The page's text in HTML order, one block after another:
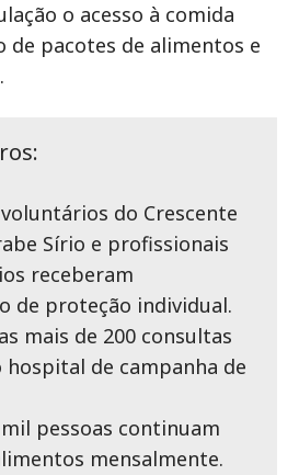
o acesso à comida
de pacotes de alimentos e
do Crescente
Sírio e profissionais
receberam
de proteção individual.
mais de 200 consultas
hospital de campanha de
pessoas continuam
mensalmente.